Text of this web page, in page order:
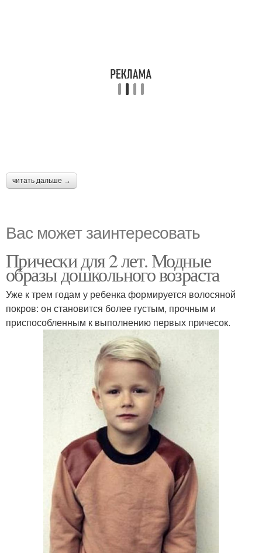
читать дальше →
Вас может заинтересовать
Прически для 2 лет. Модные
образы дошкольного возраста
Уже к трем годам у ребенка формируется волосяной
покров: он становится более густым, прочным и
приспособленным к выполнению первых причесок.